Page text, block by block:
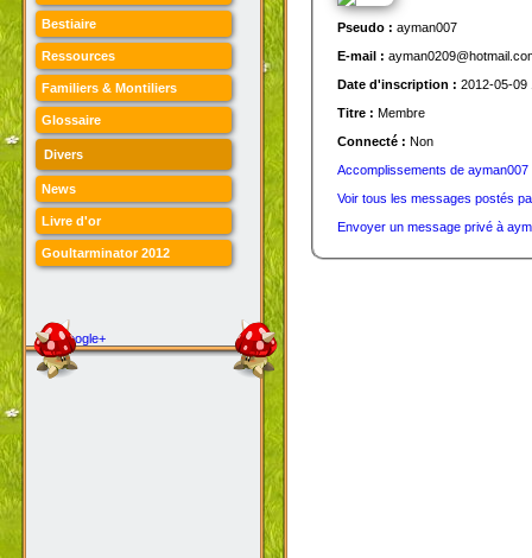
Bestiaire
Ressources
Familiers & Montiliers
Glossaire
Divers
News
Livre d'or
Goultarminator 2012
Google+
Pseudo : ayman007
E-mail :
Date d'inscription : 2012-05-09
Titre : Membre
Connecté : Non
Accomplissements de ayman007
Voir tous les messages postés
Envoyer un message privé à